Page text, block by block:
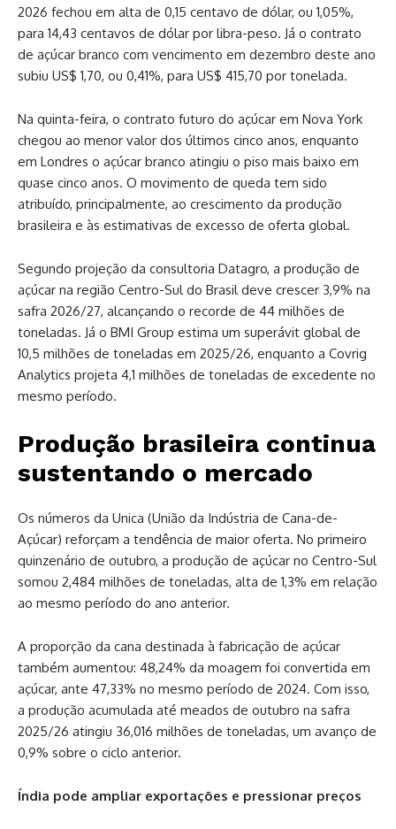
2026 fechou em alta de 0,15 centavo de dólar, ou 1,05%,
para 14,43 centavos de dólar por libra-peso. Já o contrato
de açúcar branco com vencimento em dezembro deste ano
subiu US$ 1,70, ou 0,41%, para US$ 415,70 por tonelada.
Na quinta-feira, o contrato futuro do açúcar em Nova York
chegou ao menor valor dos últimos cinco anos, enquanto
em Londres o açúcar branco atingiu o piso mais baixo em
quase cinco anos. O movimento de queda tem sido
atribuído, principalmente, ao crescimento da produção
brasileira e às estimativas de excesso de oferta global.
Segundo projeção da consultoria Datagro, a produção de
açúcar na região Centro-Sul do Brasil deve crescer 3,9% na
safra 2026/27, alcançando o recorde de 44 milhões de
toneladas. Já o BMI Group estima um superávit global de
10,5 milhões de toneladas em 2025/26, enquanto a Covrig
Analytics projeta 4,1 milhões de toneladas de excedente no
mesmo período.
Produção brasileira continua
sustentando o mercado
Os números da Unica (União da Indústria de Cana-de-
Açúcar) reforçam a tendência de maior oferta. No primeiro
quinzenário de outubro, a produção de açúcar no Centro-Sul
somou 2,484 milhões de toneladas, alta de 1,3% em relação
ao mesmo período do ano anterior.
A proporção da cana destinada à fabricação de açúcar
também aumentou: 48,24% da moagem foi convertida em
açúcar, ante 47,33% no mesmo período de 2024. Com isso,
a produção acumulada até meados de outubro na safra
2025/26 atingiu 36,016 milhões de toneladas, um avanço de
0,9% sobre o ciclo anterior.
Índia pode ampliar exportações e pressionar preços